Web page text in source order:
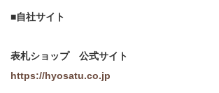
■自社サイト
表札ショップ 公式サイト
https://hyosatu.co.jp